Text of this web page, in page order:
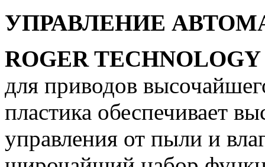
УПРАВЛЕНИЕ
ROGER TECHNOLOGY
для приводов
пластика обеспечивает
управления от пыли и